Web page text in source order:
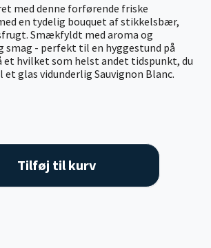
med denne forførende friske
en tydelig bouquet af stikkelsbær,
Smækfyldt med aroma og
smag - perfekt til en hyggestund på
et hvilket som helst andet tidspunkt, du
glas vidunderlig Sauvignon Blanc.
Tilføj til kurv